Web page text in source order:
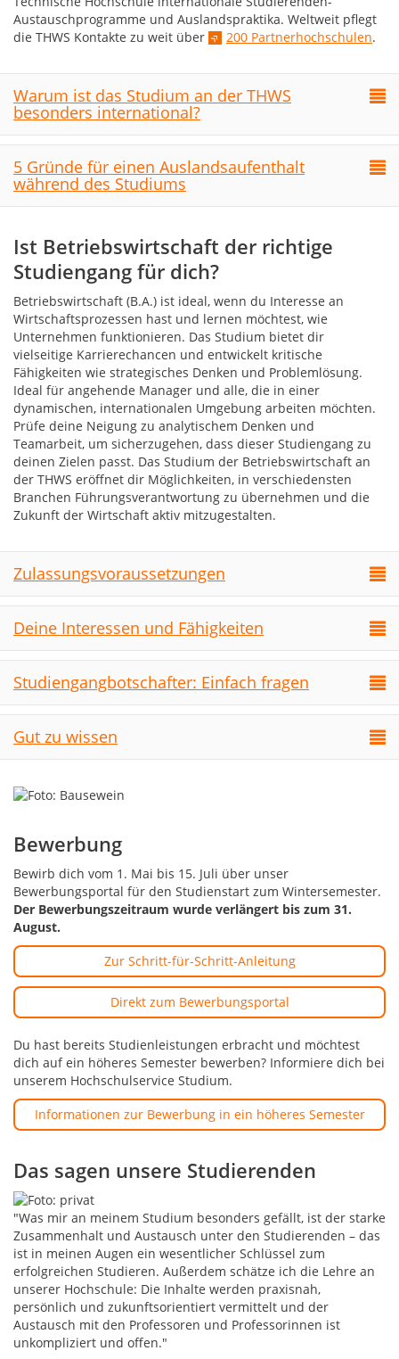
Austauschprogramme und Auslandspraktika. Weltweit pflegt
die THWS Kontakte zu weit über
200 Partnerhochschulen.
Warum ist das Studium an der THWS
besonders international?
5 Gründe für einen Auslandsaufenthalt
während des Studiums
Ist Betriebswirtschaft der richtige
Studiengang für dich?
Betriebswirtschaft (B.A.) ist ideal, wenn du Interesse an
Wirtschaftsprozessen hast und lernen möchtest, wie
Unternehmen funktionieren. Das Studium bietet dir
vielseitige Karrierechancen und entwickelt kritische
Fähigkeiten wie strategisches Denken und Problemlösung.
Ideal für angehende Manager und alle, die in einer
dynamischen, internationalen Umgebung arbeiten möchten.
Prüfe deine Neigung zu analytischem Denken und
Teamarbeit, um sicherzugehen, dass dieser Studiengang zu
deinen Zielen passt. Das Studium der Betriebswirtschaft an
der THWS eröffnet dir Möglichkeiten, in verschiedensten
Branchen Führungsverantwortung zu übernehmen und die
Zukunft der Wirtschaft aktiv mitzugestalten.
Zulassungsvoraussetzungen
Deine Interessen und Fähigkeiten
Studiengangbotschafter: Einfach fragen
Gut zu wissen
Bewerbung
Bewirb dich vom 1. Mai bis 15. Juli über unser
Bewerbungsportal für den Studienstart zum Wintersemester.
Der Bewerbungszeitraum wurde verlängert bis zum 31.
August.
Zur Schritt-für-Schritt-Anleitung
Direkt zum Bewerbungsportal
Du hast bereits Studienleistungen erbracht und möchtest
dich auf ein höheres Semester bewerben? Informiere dich bei
unserem Hochschulservice Studium.
Informationen zur Bewerbung in ein höheres Semester
Das sagen unsere Studierenden
"Was mir an meinem Studium besonders gefällt, ist der starke
Zusammenhalt und Austausch unter den Studierenden – das
ist in meinen Augen ein wesentlicher Schlüssel zum
erfolgreichen Studieren. Außerdem schätze ich die Lehre an
unserer Hochschule: Die Inhalte werden praxisnah,
persönlich und zukunftsorientiert vermittelt und der
Austausch mit den Professoren und Professorinnen ist
unkompliziert und offen."